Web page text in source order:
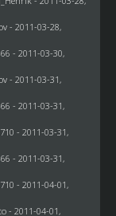
- 2011-03-28,
- 2011-03-30,
- 2011-03-31,
- 2011-03-31,
- 2011-03-31,
- 2011-03-31,
- 2011-04-01,
- 2011-04-01,